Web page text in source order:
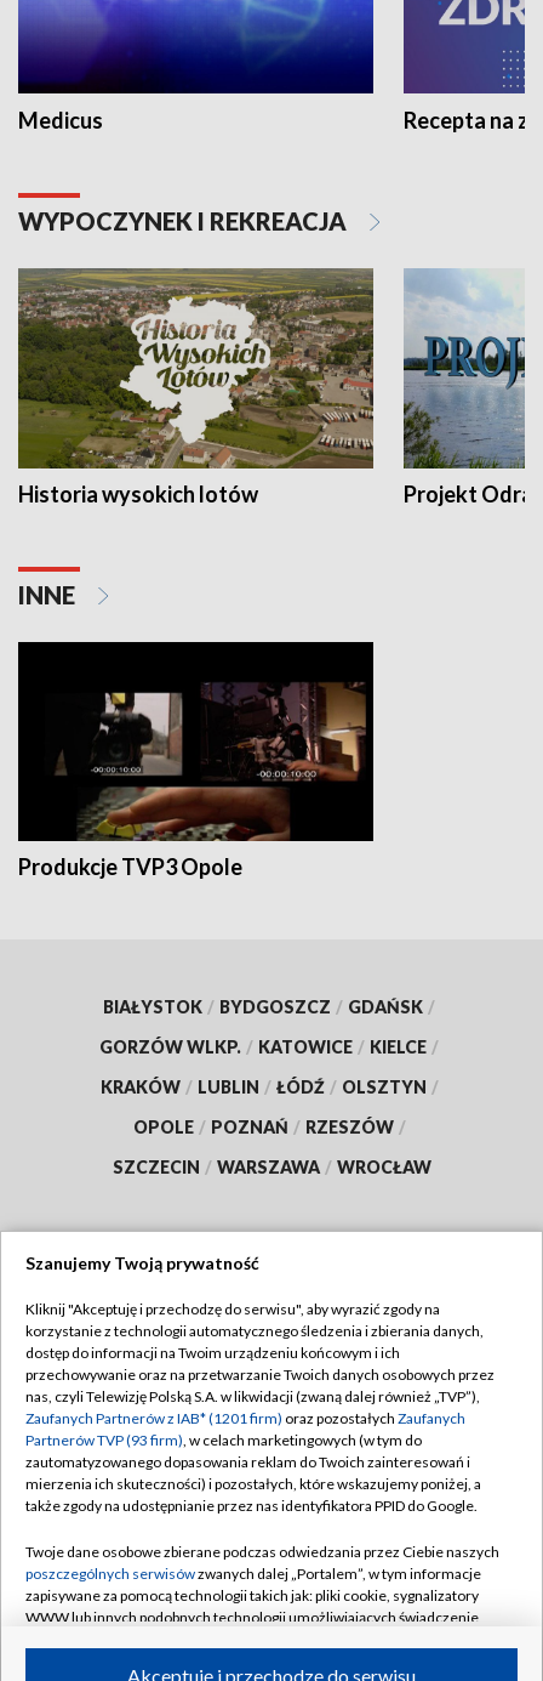
Medicus Recepta na
WYPOCZYNEK I REKREACJA
Historia wysokich lotów Projekt Odra
INNE
Produkcje TVP3 Opole
BIAŁYSTOK / BYDGOSZCZ / GDAŃSK /
GORZÓW WLKP. / KATOWICE / KIELCE /
KRAKÓW / LUBLIN / ŁÓDŹ / OLSZTYN /
OPOLE / POZNAŃ / RZESZÓW /
SZCZECIN / WARSZAWA / WROCŁAW
TVP
Abonament TVP
Emisja w TVP
Centrum informacji TVP
Naziemna Telewizja Cyfrowa
Rada Programowa
System NOS
Informacje o nadawcy
Regulamin TVP
Polityka prywatności
Moje zgody
Pomoc
Kontakt
Kanały
Szanujemy Twoją prywatność
Kliknij "Akceptuję i przechodzę do serwisu", aby wyrazić zgody na
korzystanie z technologii automatycznego śledzenia i zbierania danych,
dostęp do informacji na Twoim urządzeniu końcowym i ich
przechowywanie oraz na przetwarzanie Twoich danych osobowych przez
nas, czyli Telewizję Polską S.A. w likwidacji (zwaną dalej również „TVP”),
Zaufanych Partnerów z IAB* (1201 firm) oraz pozostałych Zaufanych
Partnerów TVP (93 firm), w celach marketingowych (w tym do
zautomatyzowanego dopasowania reklam do Twoich zainteresowań i
mierzenia ich skuteczności) i pozostałych, które wskazujemy poniżej, a
także zgody na udostępnianie przez nas identyfikatora PPID do Google.
Twoje dane osobowe zbierane podczas odwiedzania przez Ciebie naszych
poszczególnych serwisówzwanych dalej „Portalem”, w tym informacje
zapisywane za pomocą technologii takich jak: pliki cookie, sygnalizatory
WWW lub innych podobnych technologii umożliwiających świadczenie
Akceptuję i przechodzę do serwisu